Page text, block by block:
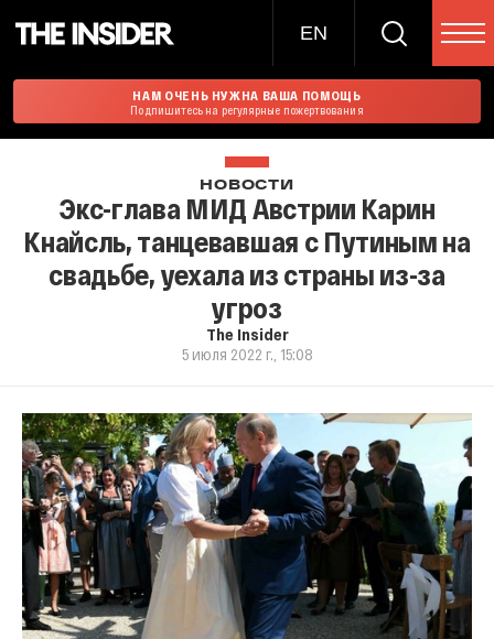
EN
НАМ ОЧЕНЬ НУЖНА ВАША ПОМОЩЬ
Подпишитесь на регулярные пожертвования
НОВОСТИ
Экс-глава МИД Австрии Карин
Кнайсль, танцевавшая с Путиным на
свадьбе, уехала из страны из-за
угроз
The Insider
5 июля 2022 г., 15:08